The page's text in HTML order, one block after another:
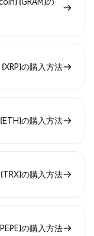
(XRP)の購入方法
の購入方法
の購入方法
の購入方法